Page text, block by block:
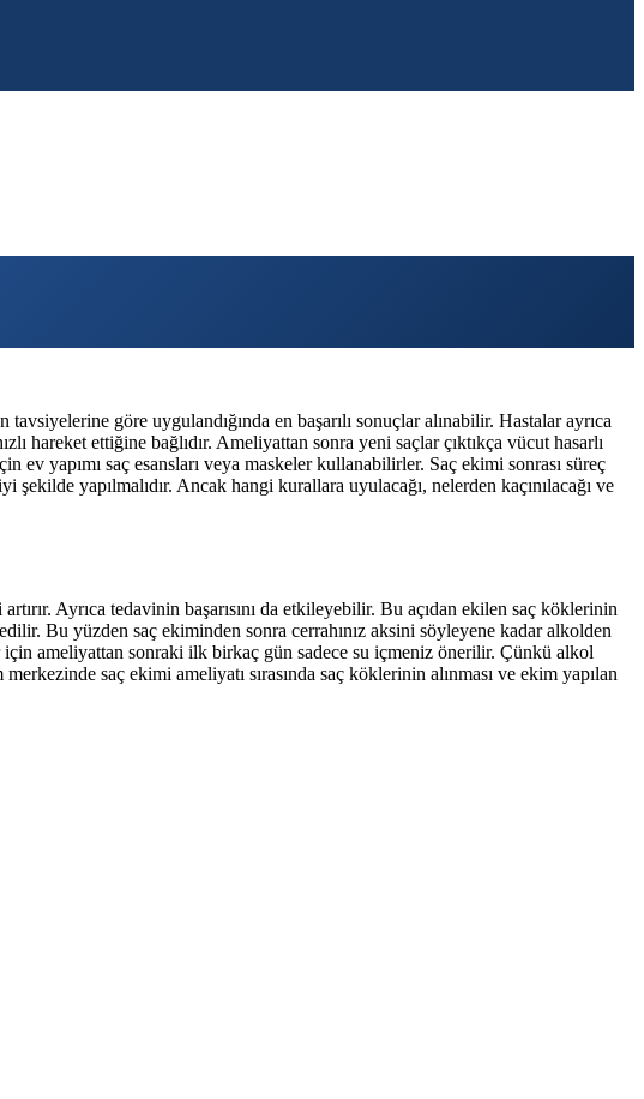
göre uygulandığında en başarılı sonuçlar alınabilir. Hastalar ayrıca
hareket ettiğine bağlıdır. Ameliyattan sonra yeni saçlar çıktıkça vücut hasarlı
ev yapımı saç esansları veya maskeler kullanabilirler. Saç ekimi sonrası süreç
yapılmalıdır. Ancak hangi kurallara uyulacağı, nelerden kaçınılacağı ve
Ayrıca tedavinin başarısını da etkileyebilir. Bu açıdan ekilen saç köklerinin
Bu yüzden saç ekiminden sonra cerrahınız aksini söyleyene kadar alkolden
ameliyattan sonraki ilk birkaç gün sadece su içmeniz önerilir. Çünkü alkol
saç ekimi ameliyatı sırasında saç köklerinin alınması ve ekim yapılan